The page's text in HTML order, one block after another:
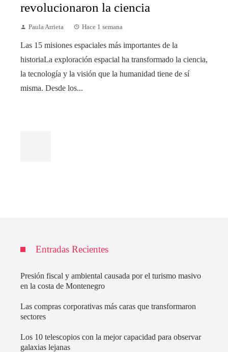
revolucionaron la ciencia
Paula Arrieta Hace 1 semana
Las 15 misiones espaciales más importantes de la
historiaLa exploración espacial ha transformado la ciencia,
la tecnología y la visión que la humanidad tiene de sí
misma. Desde los...
Entradas Recientes
Presión fiscal y ambiental causada por el turismo masivo
en la costa de Montenegro
Las compras corporativas más caras que transformaron
sectores
Los 10 telescopios con la mejor capacidad para observar
galaxias lejanas